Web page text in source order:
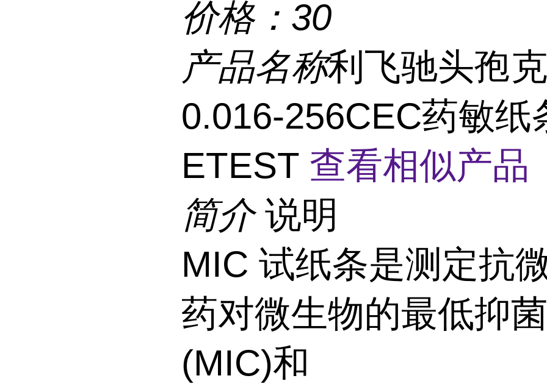
价格： 30
产品名称利飞驰头孢
0.016-256CEC药敏纸
ETEST 查看相似产品
简介 说明
MIC 试纸条是测定抗
药对微生物的最低抑
(MIC)和